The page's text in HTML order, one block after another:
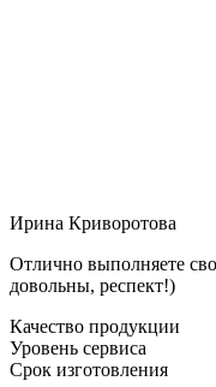
Ирина Криворотова
Отлично выполняете
довольны, респект!)
Качество продукции
Уровень сервиса
Срок изготовления